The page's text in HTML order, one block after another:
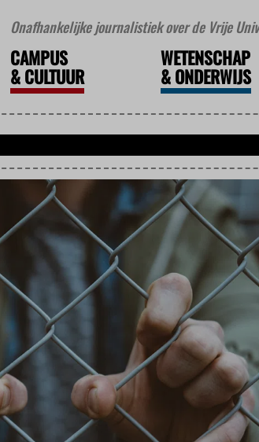
Onafhankelijke journalistiek over de Vrije
CAMPUS
&CULTUUR
WETENSCHAP
&ONDERWIJS